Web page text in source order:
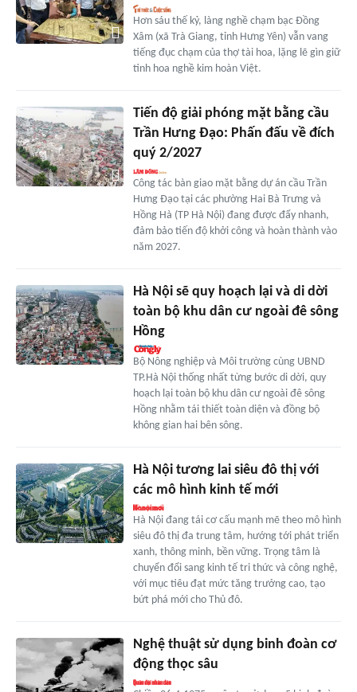
Hơn sáu thế kỷ, làng nghề chạm bạc Đồng
Xâm (xã Trà Giang, tỉnh Hưng Yên) vẫn vang
tiếng đục chạm của thợ tài hoa, lặng lẽ gìn giữ
tinh hoa nghề kim hoàn Việt.
Tiến độ giải phóng mặt bằng cầu
Trần Hưng Đạo: Phấn đấu về đích
quý 2/2027
Công tác bàn giao mặt bằng dự án cầu Trần
Hưng Đạo tại các phường Hai Bà Trưng và
Hồng Hà (TP Hà Nội) đang được đẩy nhanh,
đảm bảo tiến độ khởi công và hoàn thành vào
năm 2027.
Hà Nội sẽ quy hoạch lại và di dời
toàn bộ khu dân cư ngoài đê sông
Hồng
Bộ Nông nghiệp và Môi trường cùng UBND
TP.Hà Nội thống nhất từng bước di dời, quy
hoạch lại toàn bộ khu dân cư ngoài đê sông
Hồng nhằm tái thiết toàn diện và đồng bộ
không gian hai bên sông.
Hà Nội tương lai siêu đô thị với
các mô hình kinh tế mới
Hà Nội đang tái cơ cấu mạnh mẽ theo mô hình
siêu đô thị đa trung tâm, hướng tới phát triển
xanh, thông minh, bền vững. Trọng tâm là
chuyển đổi sang kinh tế tri thức và công nghệ,
với mục tiêu đạt mức tăng trưởng cao, tạo
bứt phá mới cho Thủ đô.
Nghệ thuật sử dụng binh đoàn cơ
động thọc sâu